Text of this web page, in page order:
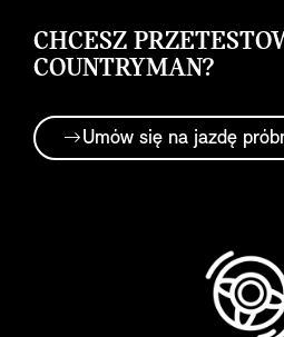
CHCESZ
COUNTRYMAN?
Umów się na jazdę